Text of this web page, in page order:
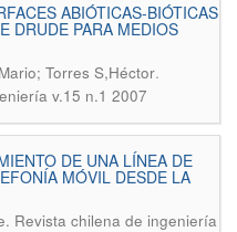
ABIÓTICAS-BIÓTICAS
DRUDE PARA MEDIOS
Torres S,Héctor.
v.15 n.1 2007
DE UNA LÍNEA DE
MÓVIL DESDE LA
Revista chilena de ingeniería